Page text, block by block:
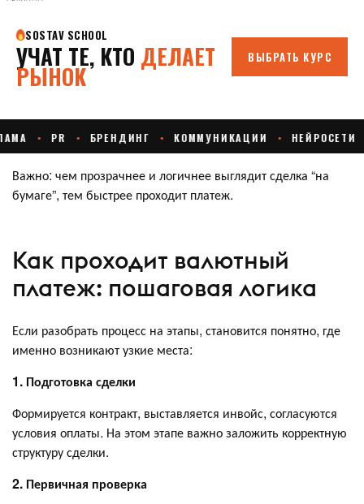
Важно: чем прозрачнее и логичнее выглядит сделка “на
бумаге”, тем быстрее проходит платеж.
Как проходит валютный
платеж: пошаговая логика
Если разобрать процесс на этапы, становится понятно, где
именно возникают узкие места:
1. Подготовка сделки
Формируется контракт, выставляется инвойс, согласуются
условия оплаты. На этом этапе важно заложить корректную
структуру сделки.
2. Первичная проверка